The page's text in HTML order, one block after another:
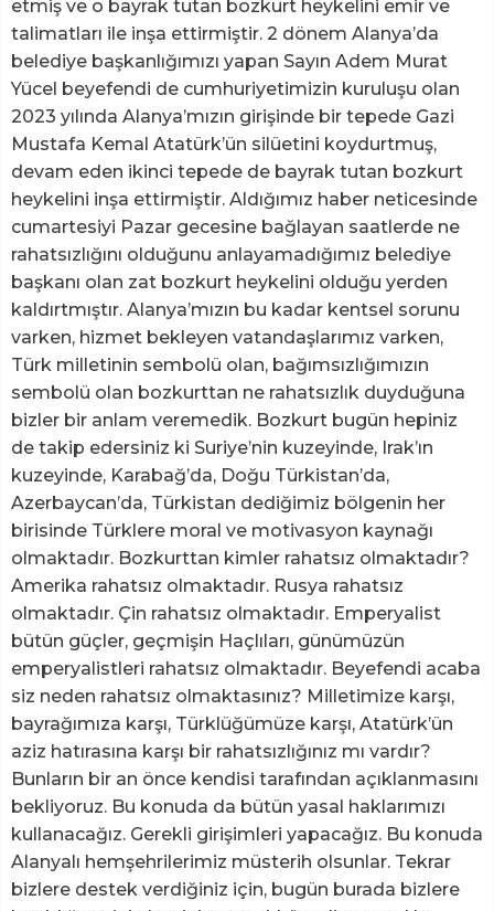
etmiş ve o bayrak tutan bozkurt heykelini emir ve
talimatları ile inşa ettirmiştir. 2 dönem Alanya’da
belediye başkanlığımızı yapan Sayın Adem Murat
Yücel beyefendi de cumhuriyetimizin kuruluşu olan
2023 yılında Alanya’mızın girişinde bir tepede Gazi
Mustafa Kemal Atatürk’ün silüetini koydurtmuş,
devam eden ikinci tepede de bayrak tutan bozkurt
heykelini inşa ettirmiştir. Aldığımız haber neticesinde
cumartesiyi Pazar gecesine bağlayan saatlerde ne
rahatsızlığını olduğunu anlayamadığımız belediye
başkanı olan zat bozkurt heykelini olduğu yerden
kaldırtmıştır. Alanya’mızın bu kadar kentsel sorunu
varken, hizmet bekleyen vatandaşlarımız varken,
Türk milletinin sembolü olan, bağımsızlığımızın
sembolü olan bozkurttan ne rahatsızlık duyduğuna
bizler bir anlam veremedik. Bozkurt bugün hepiniz
de takip edersiniz ki Suriye’nin kuzeyinde, Irak’ın
kuzeyinde, Karabağ’da, Doğu Türkistan’da,
Azerbaycan’da, Türkistan dediğimiz bölgenin her
birisinde Türklere moral ve motivasyon kaynağı
olmaktadır. Bozkurttan kimler rahatsız olmaktadır?
Amerika rahatsız olmaktadır. Rusya rahatsız
olmaktadır. Çin rahatsız olmaktadır. Emperyalist
bütün güçler, geçmişin Haçlıları, günümüzün
emperyalistleri rahatsız olmaktadır. Beyefendi acaba
siz neden rahatsız olmaktasınız? Milletimize karşı,
bayrağımıza karşı, Türklüğümüze karşı, Atatürk’ün
aziz hatırasına karşı bir rahatsızlığınız mı vardır?
Bunların bir an önce kendisi tarafından açıklanmasını
bekliyoruz. Bu konuda da bütün yasal haklarımızı
kullanacağız. Gerekli girişimleri yapacağız. Bu konuda
Alanyalı hemşehrilerimiz müsterih olsunlar. Tekrar
bizlere destek verdiğiniz için, bugün burada bizlere